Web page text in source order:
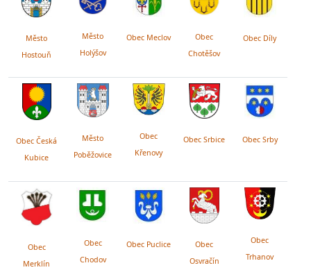
Město
Hostouň
Město
Holýšov
Obec Meclov
Obec
Chotěšov
Obec Díly
Obec Česká
Kubice
Město
Poběžovice
Obec
Křenovy
Obec Srbice Obec Srby
Obec
Merklín
Obec
Chodov
Obec Puclice
Obec
Osvračín
Obec
Trhanov